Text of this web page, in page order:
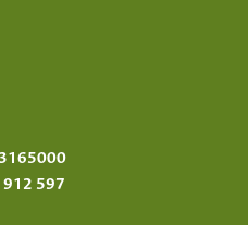
3165000
912 597